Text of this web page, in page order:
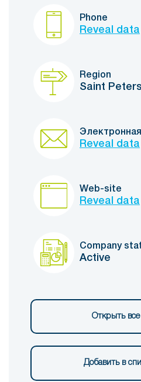
Phone
Reveal data
Region
Saint
Reveal data
Web-site
Reveal data
Company
Active
Открыть
Добавить в